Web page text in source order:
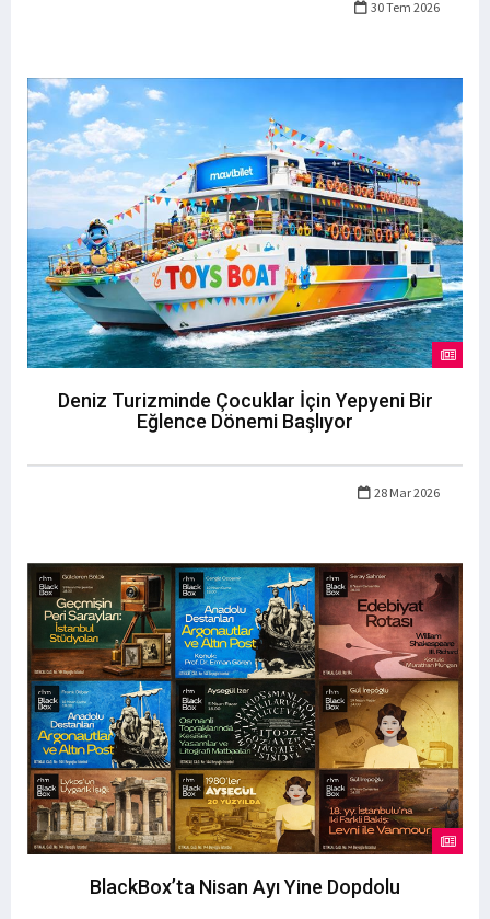
30 Tem 2026
Deniz Turizminde Çocuklar İçin Yepyeni Bir
Eğlence Dönemi Başlıyor
28 Mar 2026
BlackBox’ta Nisan Ayı Yine Dopdolu